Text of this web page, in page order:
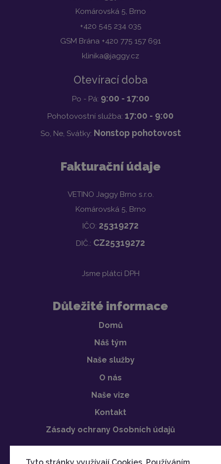
Komárovská 5, Brno
+420 545 234 035
GSM Brána +420 775 157 691
klinika@jaggy.cz
Otevírací doba
Po - Pá: 9:00 - 17:00
Pohotovostní služba: 17:00 - 9:00
So, Ne, Svátky: Nonstop pohotovost
Fakturační údaje
VETINO Jaggy Brno s.r.o.
Komárovská 5, Brno
IČO: 25319272
DIČ.: CZ25319272
Jsme plátci DPH
Důležité informace
Domů
Náš tým
Naše služby
O nás
Naše vize
Kontakt
Zásady ochrany Osobních údajů